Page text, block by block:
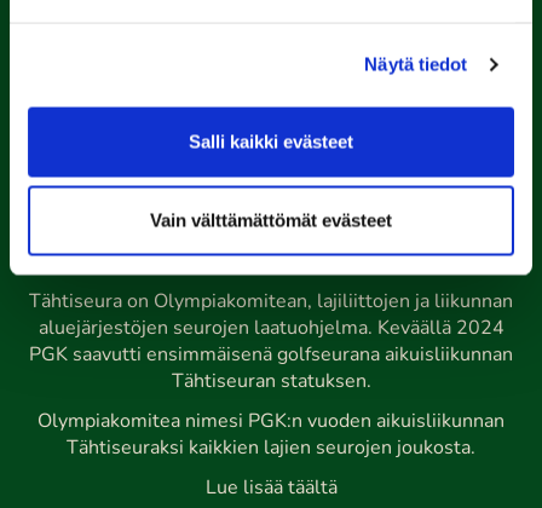
Näytä tiedot
Salli kaikki evästeet
Vain välttämättömät evästeet
toimisto@kalafornia.com
Kalafornia on lasten,
nuorten ja aikuisten
Tähtiseura
Tähtiseura on Olympiakomitean, lajiliittojen ja liikunnan
aluejärjestöjen seurojen laatuohjelma. Keväällä 2024
PGK saavutti ensimmäisenä golfseurana aikuisliikunnan
Tähtiseuran statuksen.
Olympiakomitea nimesi PGK:n vuoden aikuisliikunnan
Tähtiseuraksi kaikkien lajien seurojen joukosta.
Lue lisää täältä